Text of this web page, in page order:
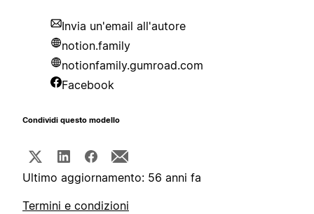
Invia un'email all'autore
notion.family
notionfamily.gumroad.com
Facebook
Condividi questo modello
Ultimo aggiornamento: 56 anni fa
Termini e condizioni